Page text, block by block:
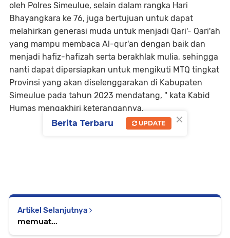
oleh Polres Simeulue, selain dalam rangka Hari
Bhayangkara ke 76, juga bertujuan untuk dapat
melahirkan generasi muda untuk menjadi Qari'- Qari'ah
yang mampu membaca Al-qur'an dengan baik dan
menjadi hafiz-hafizah serta berakhlak mulia, sehingga
nanti dapat dipersiapkan untuk mengikuti MTQ tingkat
Provinsi yang akan diselenggarakan di Kabupaten
Simeulue pada tahun 2023 mendatang, " kata Kabid
Humas mengakhiri keterangannya.
Artikel Selanjutnya
memuat...
×
Berita Terbaru UPDATE